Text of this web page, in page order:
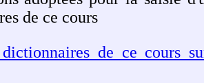
de ce cours
de ce cours